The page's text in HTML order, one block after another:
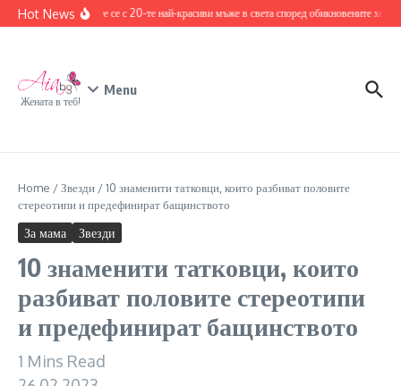
Skip to content
Hot News
Запознайте се с 20-те най-красиви мъже в света според обикновените хора
Жената в теб!
Menu
Home /Звезди /10 знаменити татковци, които разбиват половите
стереотипи и предефинират бащинството
За мама Звезди
10 знаменити татковци, които
разбиват половите стереотипи
и предефинират бащинството
1 Mins Read